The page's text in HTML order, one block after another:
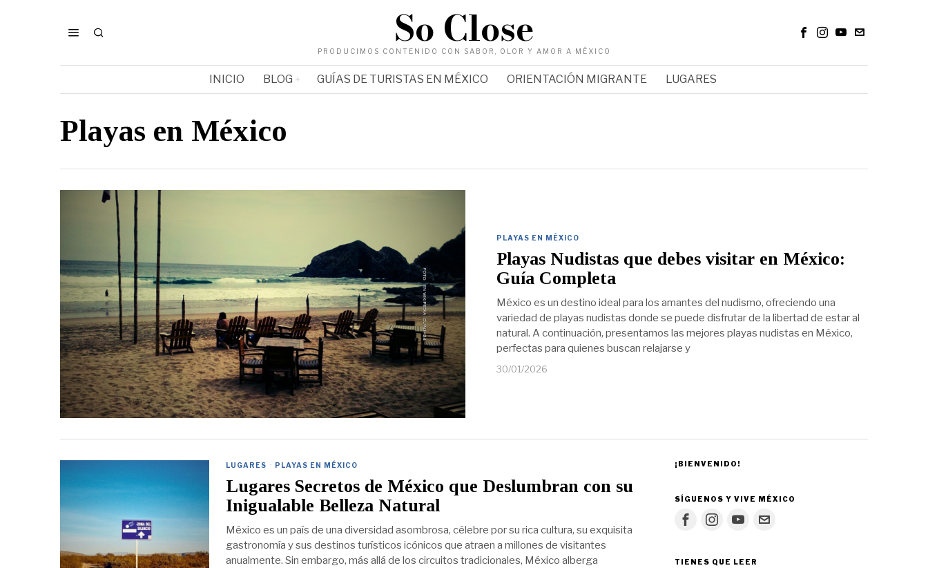
So Close
PRODUCIMOS CONTENIDO CON SABOR, OLOR Y AMOR A MÉXICO
INICIO BLOG GUÍAS DE TURISTAS EN MÉXICO ORIENTACIÓN MIGRANTE LUGARES
Playas en México
PLAYAS EN MÉXICO
Playas Nudistas que debes visitar en México:
Guía Completa
México es un destino ideal para los amantes del nudismo, ofreciendo una
variedad de playas nudistas donde se puede disfrutar de la libertad de estar al
natural. A continuación, presentamos las mejores playas nudistas en México,
perfectas para quienes buscan relajarse y
30/01/2026
LUGARES · PLAYAS EN MÉXICO
Lugares Secretos de México que Deslumbran con su
Inigualable Belleza Natural
México es un país de una diversidad asombrosa, célebre por su rica cultura, su exquisita
gastronomía y sus destinos turísticos icónicos que atraen a millones de visitantes
anualmente. Sin embargo, más allá de los circuitos tradicionales, México alberga
¡BIENVENIDO!
SÍGUENOS Y VIVE MÉXICO
TIENES QUE LEER